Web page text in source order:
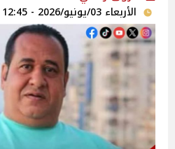
الأربعاء 03/يونيو/2026 - 12:45 م